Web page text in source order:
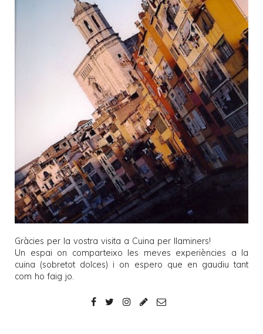
Gràcies per la vostra visita a Cuina per llaminers!
Un espai on comparteixo les meves experiències a la
cuina (sobretot dolces) i on espero que en gaudiu tant
com ho faig jo.